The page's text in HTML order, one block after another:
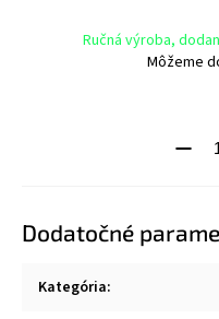
Ručná výroba,
Môžeme
Dodatočné
Kategória: